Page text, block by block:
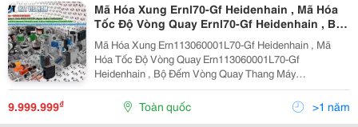
Mã Hóa Xung Ernl70-Gf Heidenhain , Mã Hóa
Tốc Độ Vòng Quay Ernl70-Gf Heidenhain , Bộ
Đếm Vòng Quay Thang Máy Ernl70-Gf
Heidenhain , Encoder - Mã Hõa Xung Ernl70-
Gf Heidenhain
Mã Hóa Xung Ern113060001L70-Gf Heidenhain , Mã
Hóa Tốc Độ Vòng Quay Ern113060001L70-Gf
Heidenhain , Bộ Đếm Vòng Quay Thang Máy
Ern113060001L70-Gf Heidenhain , Encoder - Mã Hõa
Xung Ern113060001L70-Gf Heidenhain Liên Hệ Để
Được Tư Vấn Chi Tiết Và...
9.999.999₫ Toàn quốc >1 năm